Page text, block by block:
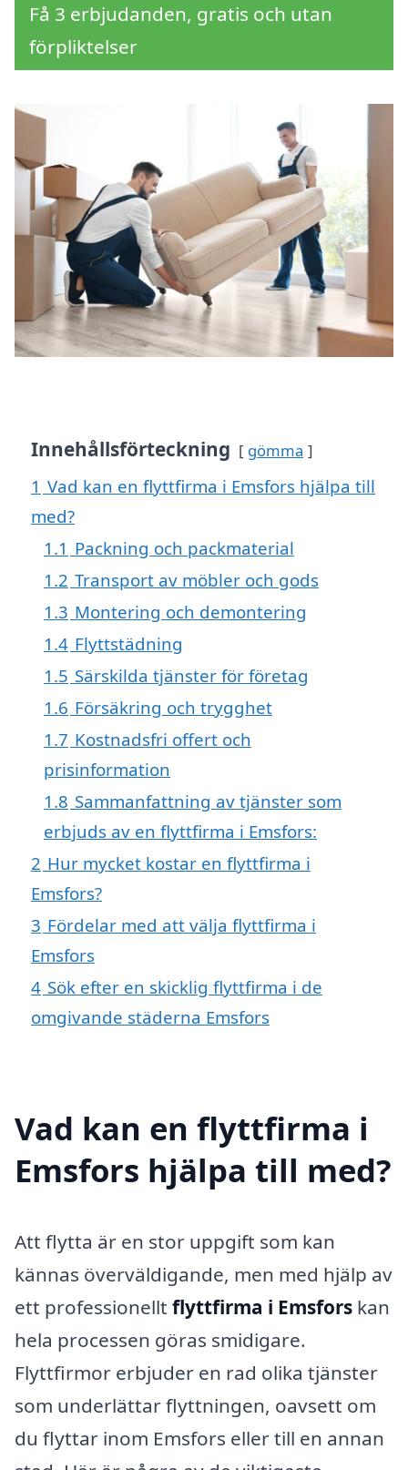
Få 3 erbjudanden, gratis och utan
förpliktelser
Innehållsförteckning gömma
1 Vad kan en flyttfirma i Emsfors hjälpa till
med?
1.1 Packning och packmaterial
1.2 Transport av möbler och gods
1.3 Montering och demontering
1.4 Flyttstädning
1.5 Särskilda tjänster för företag
1.6 Försäkring och trygghet
1.7 Kostnadsfri offert och
prisinformation
1.8 Sammanfattning av tjänster som
erbjuds av en flyttfirma i Emsfors:
2 Hur mycket kostar en flyttfirma i
Emsfors?
3 Fördelar med att välja flyttfirma i
Emsfors
4 Sök efter en skicklig flyttfirma i de
omgivande städerna Emsfors
Vad kan en flyttfirma i
Emsfors hjälpa till med?
Att flytta är en stor uppgift som kan
kännas överväldigande, men med hjälp av
ett professionellt flyttfirma i Emsfors kan
hela processen göras smidigare.
Flyttfirmor erbjuder en rad olika tjänster
som underlättar flyttningen, oavsett om
du flyttar inom Emsfors eller till en annan